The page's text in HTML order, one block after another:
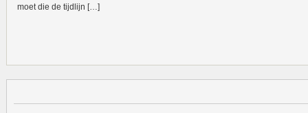
moet die de tijdlijn […]